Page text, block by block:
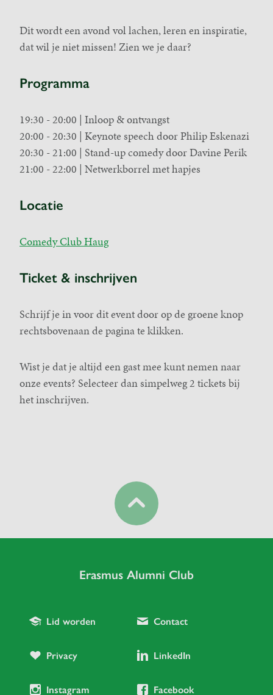
Dit wordt een avond vol lachen, leren en inspiratie,
dat wil je niet missen! Zien we je daar?
Programma
19:30 - 20:00 | Inloop & ontvangst
20:00 - 20:30 | Keynote speech door Philip Eskenazi
20:30 - 21:00 | Stand-up comedy door Davine Perik
21:00 - 22:00 | Netwerkborrel met hapjes
Locatie
Comedy Club Haug
Ticket & inschrijven
Schrijf je in voor dit event door op de groene knop
rechtsbovenaan de pagina te klikken.
Wist je dat je altijd een gast mee kunt nemen naar
onze events? Selecteer dan simpelweg 2 tickets bij
het inschrijven.
Erasmus Alumni Club
Lid worden Contact
Privacy LinkedIn
Instagram Facebook